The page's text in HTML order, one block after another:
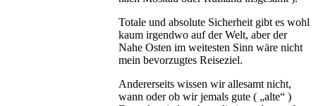
Totale und absolute Sicherheit gibt es wohl
kaum irgendwo auf der Welt, aber der
Nahe Osten im weitesten Sinn wäre nicht
mein bevorzugtes Reiseziel.
Andererseits wissen wir allesamt nicht,
wann oder ob wir jemals gute ( „alte“ )